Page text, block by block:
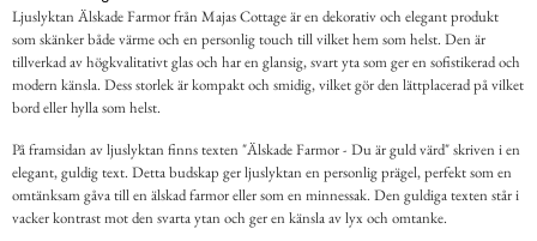
Ljuslyktan Älskade Farmor från Majas Cottage är en dekorativ och elegant produkt
som skänker både värme och en personlig touch till vilket hem som helst. Den är
tillverkad av högkvalitativt glas och har en glansig, svart yta som ger en sofistikerad och
modern känsla. Dess storlek är kompakt och smidig, vilket gör den lättplacerad på vilket
bord eller hylla som helst.
På framsidan av ljuslyktan finns texten "Älskade Farmor - Du är guld värd" skriven i en
elegant, guldig text. Detta budskap ger ljuslyktan en personlig prägel, perfekt som en
omtänksam gåva till en älskad farmor eller som en minnessak. Den guldiga texten står i
vacker kontrast mot den svarta ytan och ger en känsla av lyx och omtanke.